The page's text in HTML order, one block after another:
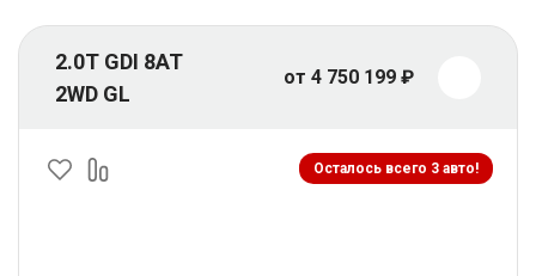
2.0T GDI 8AT
2WD GL
от 4 750 199 ₽
Осталось всего 3 авто!